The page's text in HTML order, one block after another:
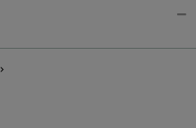
chevron_right